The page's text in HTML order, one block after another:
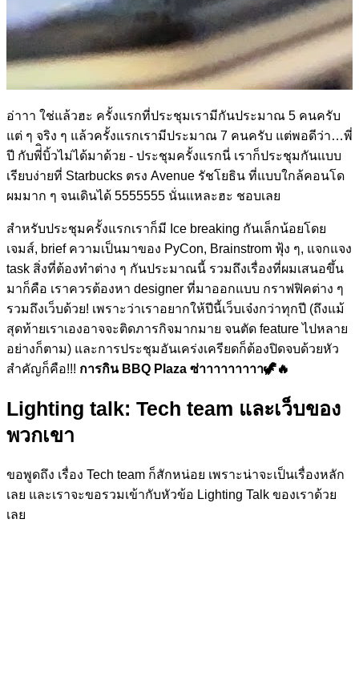
อ่าาา ใช่แล้วฮะ ครั้งแรกที่ประชุมเรามีกันประมาณ 5 คนครับ
แต่ ๆ จริง ๆ แล้วครั้งแรกเรามีประมาณ 7 คนครับ แต่พอดีว่า…พี่
ปี กับพี่ิบิ้วไม่ได้มาด้วย - ประชุมครั้งแรกนี่ เราก็ประชุมกันแบบ
เรียบง่ายที่ Starbucks ตรง Avenue รัชโยธิน ที่แบบใกล้คอนโด
ผมมาก ๆ จนเดินได้ 5555555 นั่นแหละฮะ ชอบเลย
สำหรับประชุมครั้งแรกเราก็มี Ice breaking กันเล็กน้อยโดย
เจมส์, brief ความเป็นมาของ PyCon, Brainstrom ฟุ้ง ๆ, แจกแจง
task สิ่งที่ต้องทำต่าง ๆ กันประมาณนี้ รวมถึงเรื่องที่ผมเสนอขึ้น
มาก็คือ เราควรต้องหา designer ที่มาออกแบบ กราฟฟิคต่าง ๆ
รวมถึงเว็บด้วย! เพราะว่าเราอยากให้ปีนี้เว็บเจ๋งกว่าทุกปี (ถึงแม้
สุดท้ายเราเองอาจจะติดภารกิจมากมาย จนตัด feature ไปหลาย
อย่างก็ตาม) และการประชุมอันเคร่งเครียดก็ต้องปิดจบด้วยหัว
สำคัญก็คือ!!! การกิน BBQ Plaza ซ่าาาาาาาาา🦖🔥
Lighting talk: Tech team และเว็บของ
พวกเขา
ขอพูดถึง เรื่อง Tech team ก็สักหน่อย เพราะน่าจะเป็นเรื่องหลัก
เลย และเราจะขอรวมเข้ากับหัวข้อ Lighting Talk ของเราด้วย
เลย